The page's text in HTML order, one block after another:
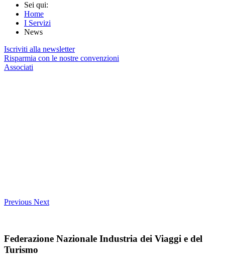
Sei qui:
Home
I Servizi
News
Iscriviti alla newsletter
Risparmia con le nostre convenzioni
Associati
Previous Next
Federazione Nazionale Industria dei Viaggi e del
Turismo